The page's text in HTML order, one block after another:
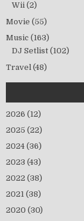
Wii (2)
Movie (55)
Music (163)
DJ Setlist (102)
Travel (48)
2026 (12)
2025 (22)
2024 (36)
2023 (43)
2022 (38)
2021 (38)
2020 (30)